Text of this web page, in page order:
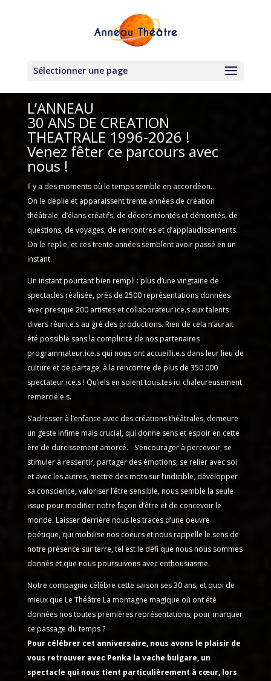
Sélectionner une page
L’ANNEAU
30 ANS DE CREATION
THEATRALE 1996-2026 !
Venez fêter ce parcours avec
nous !
Il y a des moments où le temps semble en accordéon…
On le déplie et apparaissent trente années de création
théâtrale, d’élans créatifs, de décors montés et démontés, de
questions, de voyages, de rencontres et d’applaudissements.
On le replie, et ces trente années semblent avoir passé en un
instant.
Un instant pourtant bien rempli : plus d’une vingtaine de
spectacles réalisée, près de 2500 représentations données
avec presque 200 artistes et collaborateur.ice.s aux talents
divers réuni.e.s au gré des productions. Rien de cela n’aurait
été possible sans la complicité de nos partenaires
programmateur.ice.s qui nous ont accueilli.e.s dans leur lieu de
culture et de partage, à la rencontre de plus de 350 000
spectateur.ice.s ! Qu’iels en soient tous.tes ici chaleureusement
remercié.e.s.
S’adresser à l’enfance avec des créations théâtrales, demeure
un geste infime mais crucial, qui donne sens et espoir en cette
ère de durcissement amorcé. S’encourager à percevoir, se
stimuler à ressentir, partager des émotions, se relier avec soi
et avec les autres, mettre des mots sur l’indicible, développer
sa conscience, valoriser l’être sensible, nous semble la seule
issue pour modifier notre façon d’être et de concevoir le
monde. Laisser derrière nous les traces d’une oeuvre
poétique, qui mobilise nos coeurs et nous rappelle le sens de
notre présence sur terre, tel est le défi que nous nous sommes
donnés et que nous poursuivons avec enthousiasme.
Notre compagnie célèbre cette saison ses 30 ans, et quoi de
mieux que Le Théâtre La montagne magique où ont été
données nos toutes premières représentations, pour marquer
ce passage du temps ?
Pour célébrer cet anniversaire, nous avons le plaisir de
vous retrouver avec Penka la vache bulgare, un
spectacle qui nous tient particulièrement à cœur, lors